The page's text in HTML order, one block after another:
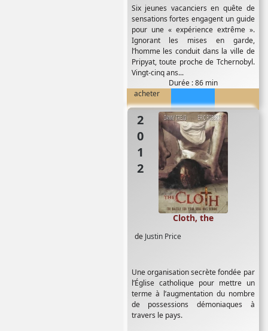
Six jeunes vacanciers en quête de
sensations fortes engagent un guide
pour une « expérience extrême ».
Ignorant les mises en garde,
l’homme les conduit dans la ville de
Pripyat, toute proche de Tchernobyl.
Vingt-cinq ans...
Durée : 86 min
acheter
2012
de Justin Price
Cloth, the
Une organisation secrète fondée par
l’Église catholique pour mettre un
terme à l’augmentation du nombre
de possessions démoniaques à
travers le pays.